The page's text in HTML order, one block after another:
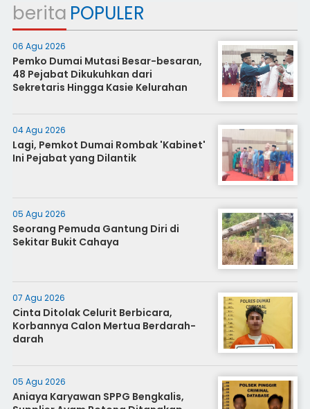
berita POPULER
06 Agu 2026
Pemko Dumai Mutasi Besar-besaran,
48 Pejabat Dikukuhkan dari
Sekretaris Hingga Kasie Kelurahan
04 Agu 2026
Lagi, Pemkot Dumai Rombak 'Kabinet'
Ini Pejabat yang Dilantik
05 Agu 2026
Seorang Pemuda Gantung Diri di
Sekitar Bukit Cahaya
07 Agu 2026
Cinta Ditolak Celurit Berbicara,
Korbannya Calon Mertua Berdarah-
darah
05 Agu 2026
Aniaya Karyawan SPPG Bengkalis,